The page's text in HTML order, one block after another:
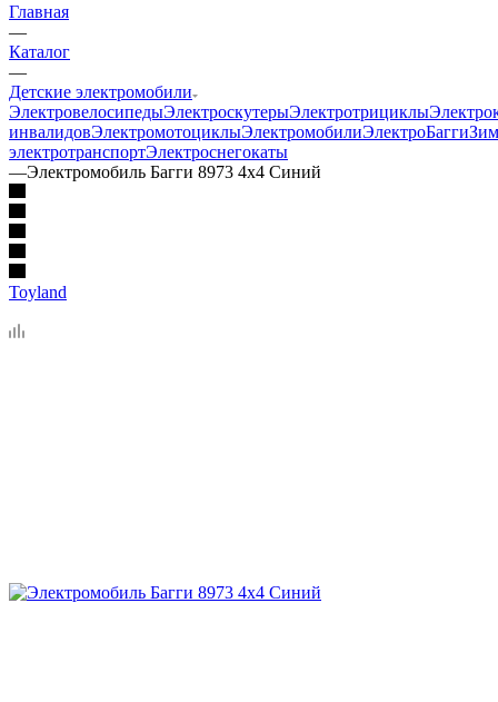
Главная
—
Каталог
—
Детские электромобили
ЭлектровелосипедыЭлектроскутерыЭлектротрициклы
инвалидовЭлектромотоциклыЭлектромобилиЭлектроБагги
электротранспортЭлектроснегокаты
—Электромобиль Багги 8973 4х4 Синий
Toyland